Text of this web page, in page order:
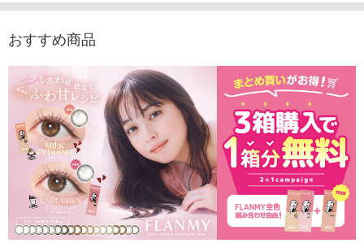
1,760円(税込)
おすすめ商品